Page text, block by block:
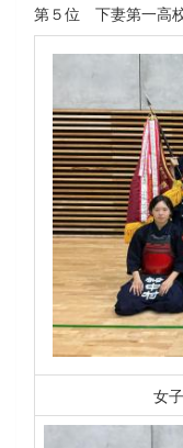
第５位 下妻第
女